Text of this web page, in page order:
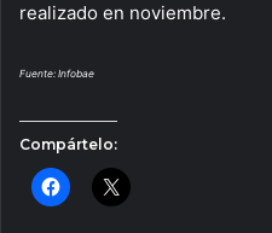
realizado en noviembre.
Fuente: Infobae
Compártelo: